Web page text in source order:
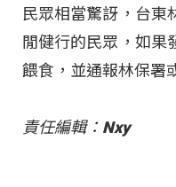
民眾相當驚訝，台東
閒健行的民眾，如果
餵食，並通報林保署
責任編輯：Nxy